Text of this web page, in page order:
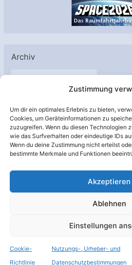
Zustimmung
Um dir ein optimales Erlebnis zu bieten,
Cookies, um Geräteinformationen zu
zuzugreifen. Wenn du diesen Technologien
wie das Surfverhalten oder eindeutige IDs
Wenn du deine Zustimmung nicht erteilst
bestimmte Merkmale und Funktionen
Akzeptieren
Ablehnen
Einstellungen
Cookie-
Richtlinie
Nutzungs-, Urheber- und
Datenschutzbestimmungen
Archiv
A
h
i
v
Unterstützt von:
© Raumfahrer Net e.V. 2026